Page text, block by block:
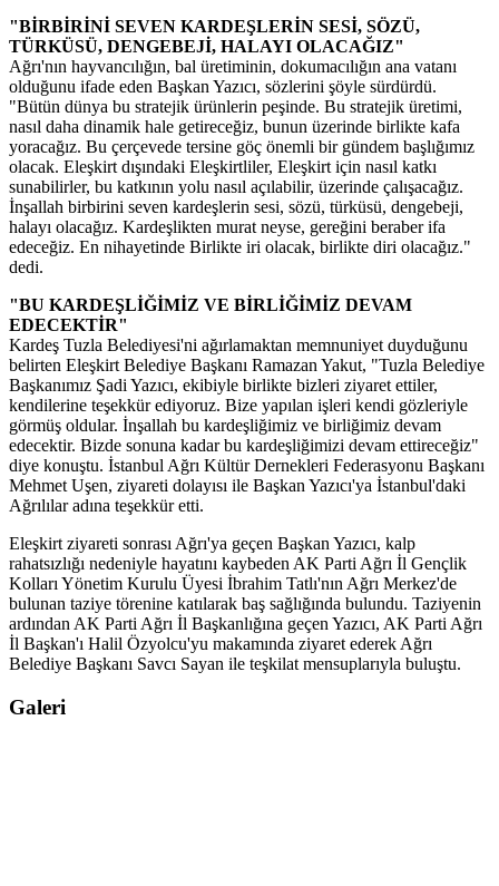
"BİRBİRİNİ SEVEN KARDEŞLERİN SESİ, SÖZÜ,
TÜRKÜSÜ, DENGEBEJİ, HALAYI OLACAĞIZ"
Ağrı'nın hayvancılığın, bal üretiminin, dokumacılığın ana vatanı
olduğunu ifade eden Başkan Yazıcı, sözlerini şöyle sürdürdü.
"Bütün dünya bu stratejik ürünlerin peşinde. Bu stratejik üretimi,
nasıl daha dinamik hale getireceğiz, bunun üzerinde birlikte kafa
yoracağız. Bu çerçevede tersine göç önemli bir gündem başlığımız
olacak. Eleşkirt dışındaki Eleşkirtliler, Eleşkirt için nasıl katkı
sunabilirler, bu katkının yolu nasıl açılabilir, üzerinde çalışacağız.
İnşallah birbirini seven kardeşlerin sesi, sözü, türküsü, dengebeji,
halayı olacağız. Kardeşlikten murat neyse, gereğini beraber ifa
edeceğiz. En nihayetinde Birlikte iri olacak, birlikte diri olacağız."
dedi.
"BU KARDEŞLİĞİMİZ VE BİRLİĞİMİZ DEVAM
EDECEKTİR"
Kardeş Tuzla Belediyesi'ni ağırlamaktan memnuniyet duyduğunu
belirten Eleşkirt Belediye Başkanı Ramazan Yakut, "Tuzla Belediye
Başkanımız Şadi Yazıcı, ekibiyle birlikte bizleri ziyaret ettiler,
kendilerine teşekkür ediyoruz. Bize yapılan işleri kendi gözleriyle
görmüş oldular. İnşallah bu kardeşliğimiz ve birliğimiz devam
edecektir. Bizde sonuna kadar bu kardeşliğimizi devam ettireceğiz"
diye konuştu. İstanbul Ağrı Kültür Dernekleri Federasyonu Başkanı
Mehmet Uşen, ziyareti dolayısı ile Başkan Yazıcı'ya İstanbul'daki
Ağrılılar adına teşekkür etti.
Eleşkirt ziyareti sonrası Ağrı'ya geçen Başkan Yazıcı, kalp
rahatsızlığı nedeniyle hayatını kaybeden AK Parti Ağrı İl Gençlik
Kolları Yönetim Kurulu Üyesi İbrahim Tatlı'nın Ağrı Merkez'de
bulunan taziye törenine katılarak baş sağlığında bulundu. Taziyenin
ardından AK Parti Ağrı İl Başkanlığına geçen Yazıcı, AK Parti Ağrı
İl Başkan'ı Halil Özyolcu'yu makamında ziyaret ederek Ağrı
Belediye Başkanı Savcı Sayan ile teşkilat mensuplarıyla buluştu.
Galeri